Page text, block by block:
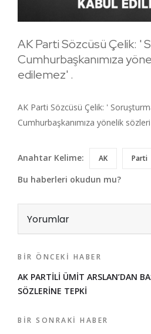
AK Parti Sözcüsü Çelik: '
Cumhurbaşkanımıza
edilemez' .
AK Parti Sözcüsü Çelik: '
Cumhurbaşkanımıza yönelik
Anahtar Kelime: AK Parti
Bu haberleri okudun mu?
Yorumlar
BIR ÖNCEKI HABER
AK PARTİLİ ÜMİT ARSLAN’DAN
SÖZLERİNE TEPKİ
BIR SONRAKI HABER